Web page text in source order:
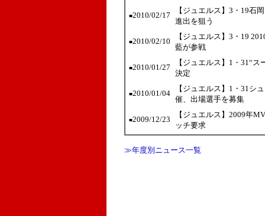
■2010/02/17
【ジュエルス】3・19石
進出を狙う
■2010/02/10
【ジュエルス】3・19
藍が参戦
■2010/01/27
【ジュエルス】1・31“
決定
■2010/01/04
【ジュエルス】1・31シ
催、出場選手を募集
■2009/12/23
【ジュエルス】2009年
ッチ要求
≫年度別ニュース一覧